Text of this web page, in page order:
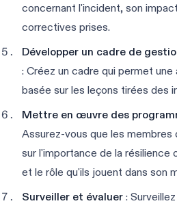
concernant l'incident, son
correctives prises.
Développer un cadre de
: Créez un cadre qui permet
basée sur les leçons tirées des
Mettre en œuvre des
Assurez-vous que les membres
sur l'importance de la résilience
et le rôle qu'ils jouent dans son
Surveiller et évaluer :